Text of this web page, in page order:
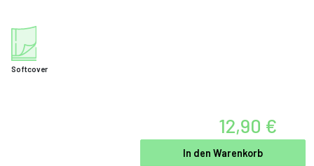
Softcover
12,90 €
In den Warenkorb